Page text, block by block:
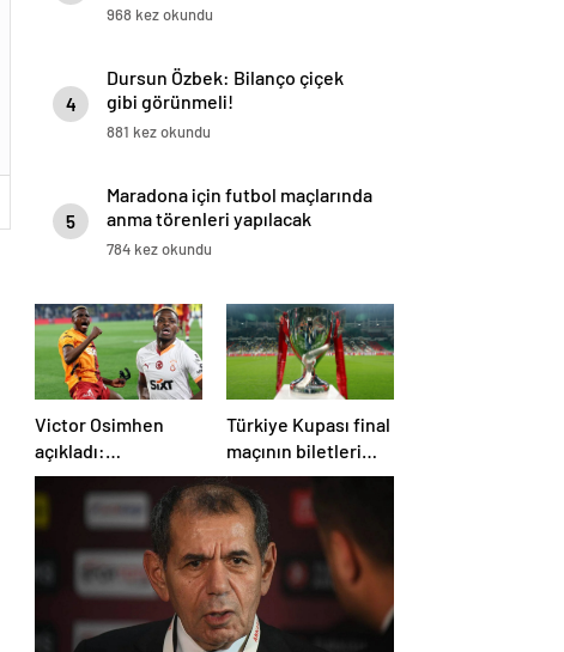
968 kez okundu
4
Dursun Özbek: Bilanço çiçek
gibi görünmeli!
881 kez okundu
5
Maradona için futbol maçlarında
anma törenleri yapılacak
784 kez okundu
Victor Osimhen
açıkladı:
Galatasaray’a evet
derdim
Türkiye Kupası final
maçının biletleri
satışa çıktı